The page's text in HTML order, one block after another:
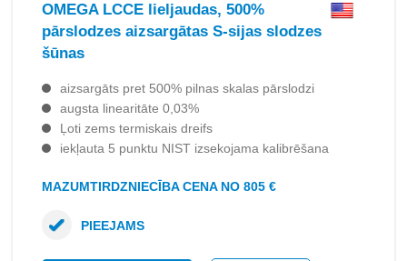
OMEGA LCCE lieljaudas, 500%
pārslodzes aizsargātas S-sijas slodzes
šūnas
aizsargāts pret 500% pilnas skalas pārslodzi
augsta linearitāte 0,03%
Ļoti zems termiskais dreifs
iekļauta 5 punktu NIST izsekojama kalibrēšana
MAZUMTIRDZNIECĪBA CENA NO 805 €
PIEEJAMS